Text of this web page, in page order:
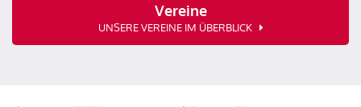
Vereine
UNSERE VEREINE IM ÜBERBLICK